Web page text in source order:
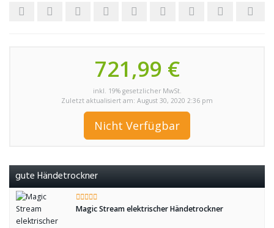
721,99 €
inkl. 19% gesetzlicher MwSt.
Zuletzt aktualisiert am: August 30, 2020 2:36 pm
Nicht Verfügbar
gute Händetrockner
Magic Stream elektrischer Händetrockner